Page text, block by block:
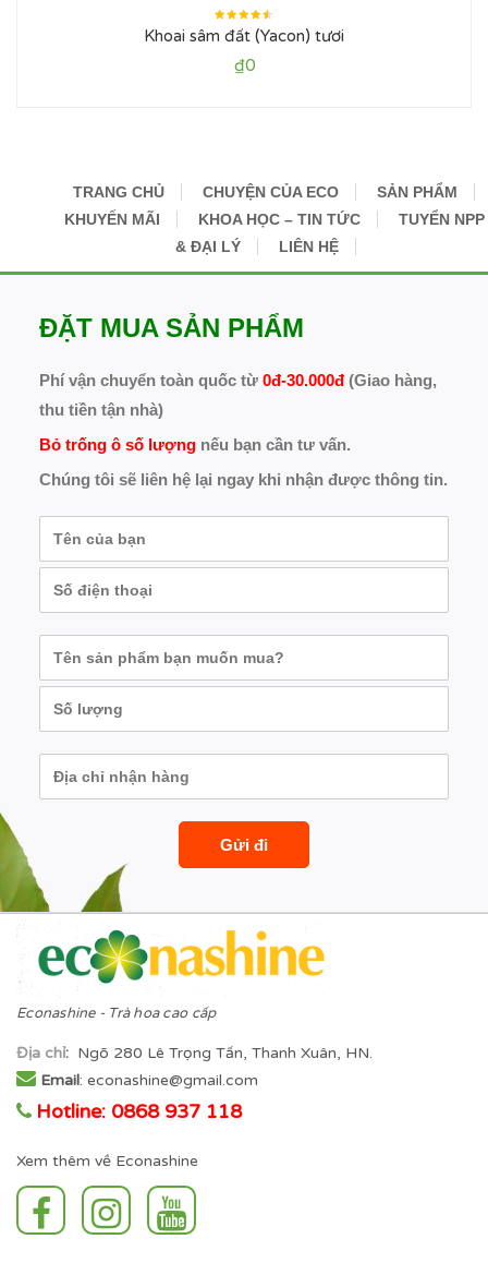
Được
xếp
4.505
sao
Khoai sâm đất (Yacon) tươi
₫0
TRANG CHỦ CHUYỆN CỦA ECO
SẢN PHẨM
KHUYẾN MÃI
KHOA HỌC – TIN TỨC
TUYỂN NPP
& ĐẠI LÝ
LIÊN HỆ
ĐẶT MUA SẢN PHẨM
Phí vận chuyển toàn quốc từ 0đ-30.000đ(Giao hàng,
thu tiền tận nhà)
Bỏ trống ô số lượngnếu bạn cần tư vấn.
Chúng tôi sẽ liên hệ lại ngay khi nhận được thông tin.
Econashine - Trà hoa cao cấp
Địa chỉ: Ngõ 280 Lê Trọng Tấn, Thanh Xuân, HN.
Email: econashine@gmail.com
Hotline: 0868 937 118
Xem thêm về Econashine